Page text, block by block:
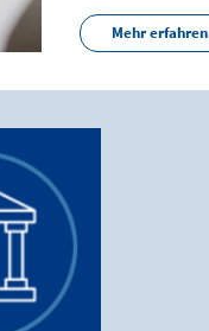
Mehr erfahren